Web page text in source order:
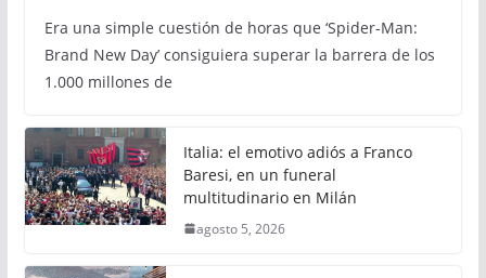
Era una simple cuestión de horas que ‘Spider-Man:
Brand New Day’ consiguiera superar la barrera de los
1.000 millones de
Italia: el emotivo adiós a Franco
Baresi, en un funeral
multitudinario en Milán
agosto 5, 2026